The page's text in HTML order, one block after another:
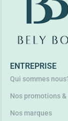
ENTREPRISE
Qui sommes
Nos promotions
Nos marques